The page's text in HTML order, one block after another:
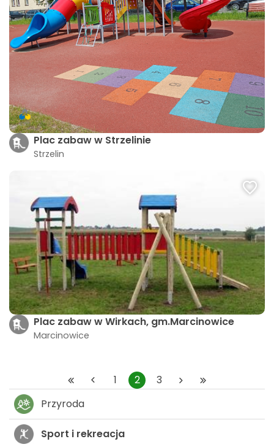
Plac zabaw w Strzelinie
Strzelin
Plac zabaw w Wirkach, gm.Marcinowice
Marcinowice
1 2
3
Przyroda
Sport i rekreacja